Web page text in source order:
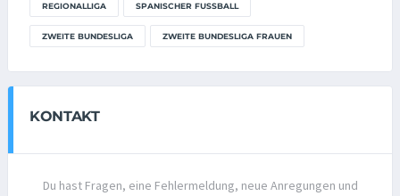
REGIONALLIGA SPANISCHER FUSSBALL
ZWEITE BUNDESLIGA ZWEITE BUNDESLIGA FRAUEN
KONTAKT
Du hast Fragen, eine Fehlermeldung, neue Anregungen und